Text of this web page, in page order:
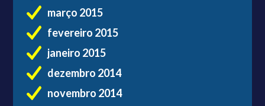
março 2015
fevereiro 2015
janeiro 2015
dezembro 2014
novembro 2014